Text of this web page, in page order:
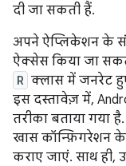
दी जा सकती हैं.
अपने ऐप्लिकेशन के
ऐक्सेस किया जा
R क्लास में जनरेट
इस दस्तावेज़ में,
तरीका बताया गया
खास कॉन्फ़िगरेशन
कराए जाएं. साथ ही,